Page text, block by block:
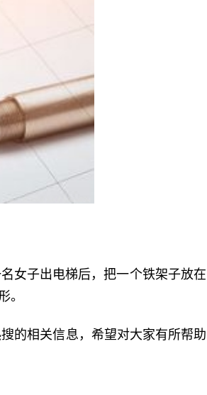
女子出电梯后，把一个铁架子放在
。
的相关信息，希望对大家有所帮助